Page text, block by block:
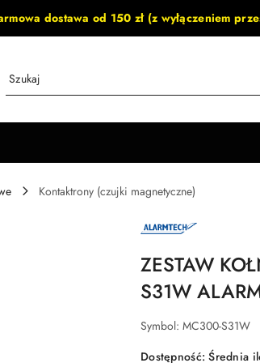
dostawa od 150 zł (z wyłączeniem
Kontaktrony (czujki magnetyczne)
NAZWA
PRODUCENTA:
ZESTAW
S31W
Symbol: MC300-S31W
Dostępność:Średnia